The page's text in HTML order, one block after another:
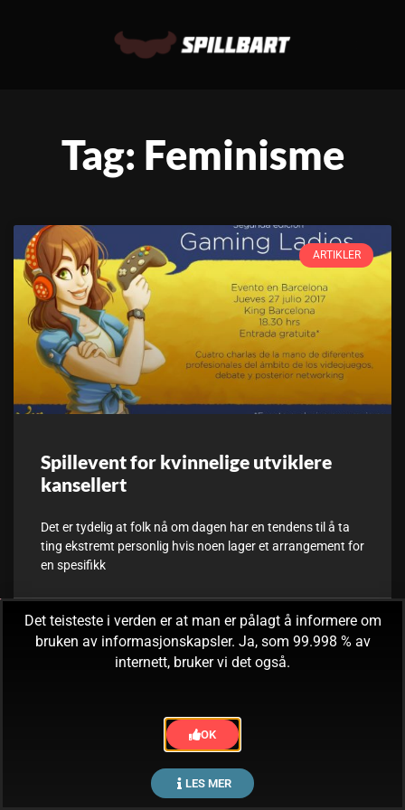
Tag: Feminisme
ARTIKLER
Spillevent for kvinnelige utviklere
kansellert
Det er tydelig at folk nå om dagen har en tendens til å ta
ting ekstremt personlig hvis noen lager et arrangement for
en spesifikk
30. juni, 2017 Ingen kommentarer
Det teisteste i verden er at man er pålagt å informere om
bruken av informasjonskapsler. Ja, som 99.998 % av
internett, bruker vi det også.
OK
LES MER